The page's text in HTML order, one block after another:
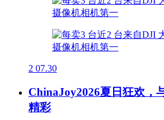
2 07.30
ChinaJoy2026夏日狂欢，
精彩